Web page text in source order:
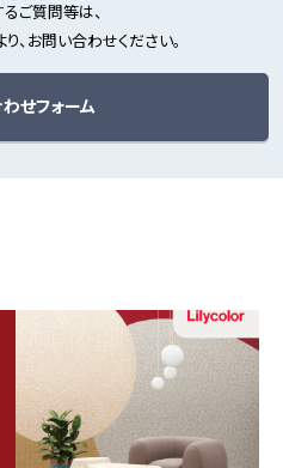
ご質問等は、
、お問い合わせください。
せフォーム